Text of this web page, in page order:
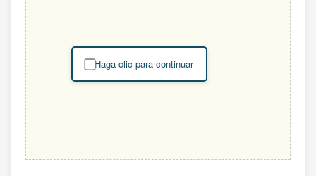
Haga clic para continuar